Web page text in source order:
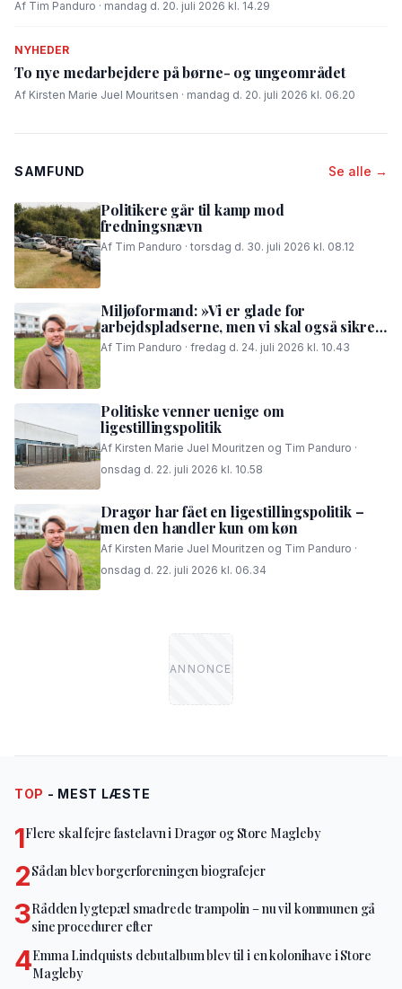
Af Tim Panduro · mandag d. 20. juli 2026 kl. 14.29
NYHEDER
To nye medarbejdere på børne- og ungeområdet
Af Kirsten Marie Juel Mouritsen · mandag d. 20. juli 2026 kl. 06.20
SAMFUND Se alle →
Politikere går til kamp mod
fredningsnævn
Af Tim Panduro · torsdag d. 30. juli 2026 kl. 08.12
Miljøformand: »Vi er glade for
arbejdspladserne, men vi skal også sikre,
at folk i området kan få en god nattesøvn«
Af Tim Panduro · fredag d. 24. juli 2026 kl. 10.43
Politiske venner uenige om
ligestillingspolitik
Af Kirsten Marie Juel Mouritzen og Tim Panduro ·
onsdag d. 22. juli 2026 kl. 10.58
Dragør har fået en ligestillingspolitik –
men den handler kun om køn
Af Kirsten Marie Juel Mouritzen og Tim Panduro ·
onsdag d. 22. juli 2026 kl. 06.34
TOP - MEST LÆSTE
1Flere skal fejre fastelavn i Dragør og Store Magleby
2Sådan blev borgerforeningen biografejer
3Rådden lygtepæl smadrede trampolin – nu vil kommunen gå
sine procedurer efter
4Emma Lindquists debutalbum blev til i en kolonihave i Store
Magleby